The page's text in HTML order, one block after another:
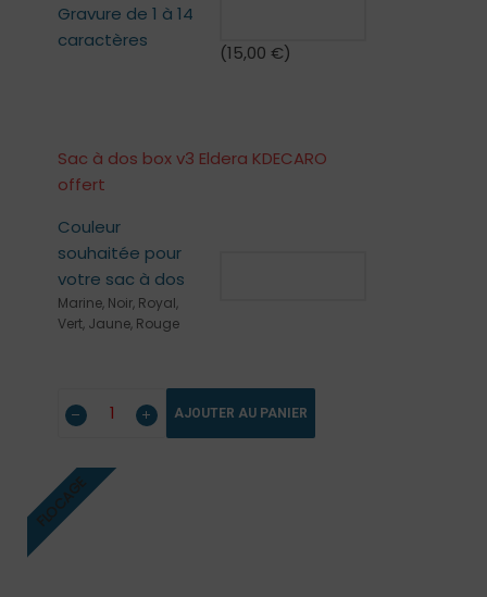
Gravure de 1 à 14
caractères
(15,00 €)
Sac à dos box v3 Eldera KDECARO
offert
Couleur
souhaitée pour
votre sac à dos
Marine, Noir, Royal,
Vert, Jaune, Rouge
AJOUTER AU PANIER
FLOCAGE